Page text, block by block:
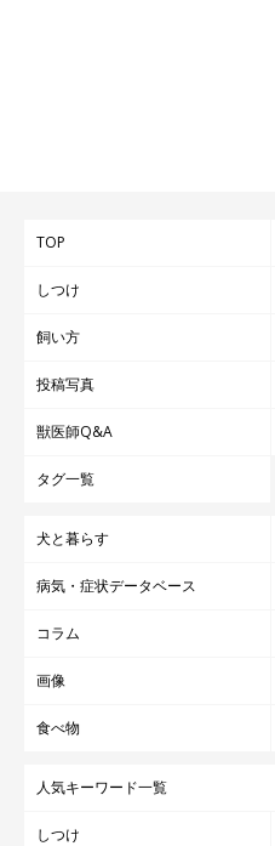
TOP
しつけ
飼い方
投稿写真
獣医師Q&A
タグ一覧
犬と暮らす
病気・症状データベース
コラム
画像
食べ物
人気キーワード一覧
しつけ